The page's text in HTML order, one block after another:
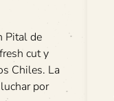
Pital de
cut y
Chiles. La
por